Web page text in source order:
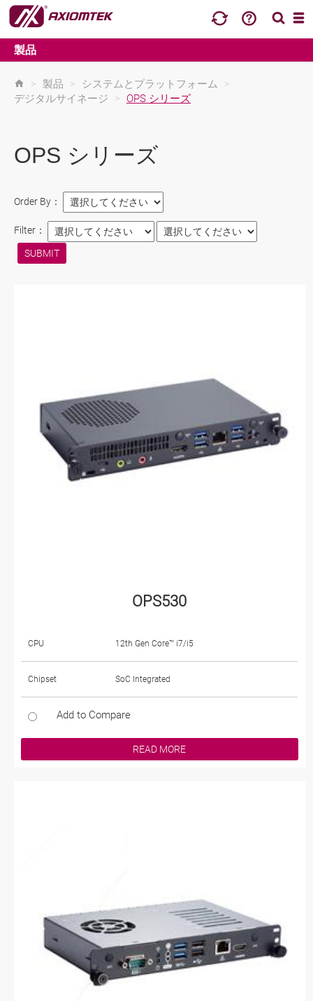
製品
> 製品 > システムとプラットフォーム
>
デジタルサイネージ
> OPS シリーズ
OPS シリーズ
Order By：
Filter：
OPS530
CPU 12th Gen Core™ i7/i5
Chipset SoC Integrated
Add to Compare
READ MORE